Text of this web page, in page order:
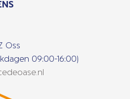
Oss
09:00-16:00)